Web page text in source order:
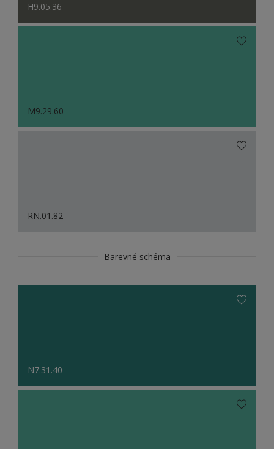
H9.05.36
M9.29.60
RN.01.82
Barevné schéma
N7.31.40